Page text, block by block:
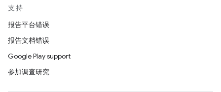
支持
报告平台错误
报告文档错误
Google Play support
参加调查研究